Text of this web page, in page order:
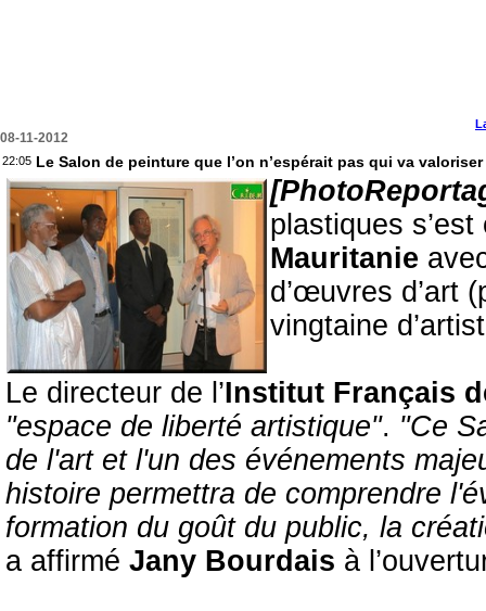
08-11-2012
22:05 Le Salon de peinture que l’on n’espérait pas qui va
plastiques
Mauritanie
d’œuvres d’art
vingtaine
Le directeur de l’Institut Français
"espace de liberté artistique". "Ce
de l'art et l'un des événements
histoire permettra de comprendre
formation du goût du public, la
a affirmé Jany Bourdais à